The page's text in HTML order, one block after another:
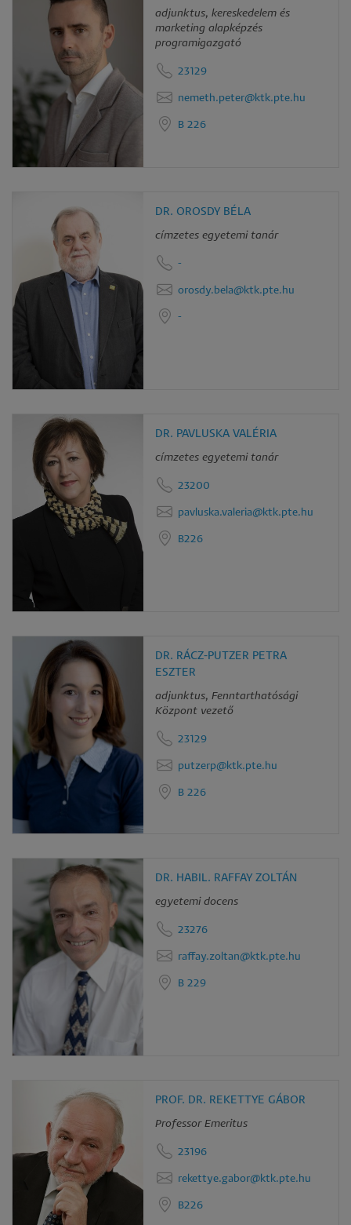
adjunktus, kereskedelem és
marketing alapképzés
programigazgató
23129
nemeth.peter@ktk.pte.hu
B 226
DR. OROSDY BÉLA
címzetes egyetemi tanár
-
orosdy.bela@ktk.pte.hu
-
DR. PAVLUSKA VALÉRIA
címzetes egyetemi tanár
23200
pavluska.valeria@ktk.pte.hu
B226
DR. RÁCZ-PUTZER PETRA
ESZTER
adjunktus, Fenntarthatósági
Központ vezető
23129
putzerp@ktk.pte.hu
B 226
DR. HABIL. RAFFAY ZOLTÁN
egyetemi docens
23276
raffay.zoltan@ktk.pte.hu
B 229
PROF. DR. REKETTYE GÁBOR
Professor Emeritus
23196
rekettye.gabor@ktk.pte.hu
B226